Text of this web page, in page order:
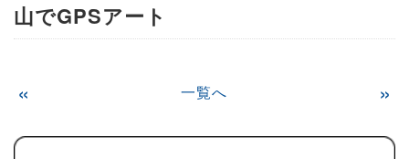
山でGPSアート
« 一覧へ »